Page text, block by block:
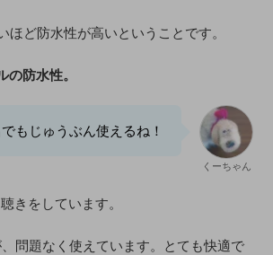
ほど防水性が高いということです。
防水性。
もじゅうぶん使えるね！
くーちゃん
きをしています。
問題なく使えています。とても快適で